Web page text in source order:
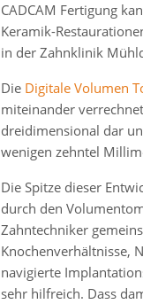
CADCAM Fertigung
Keramik-
in der Zahnklinik
Die Digitale Volumen
miteinander
dreidimensional dar
wenigen zehntel
Die Spitze dieser
durch den
Zahntechniker
Knochenverhältnisse,
navigierte
sehr hilfreich. Dass